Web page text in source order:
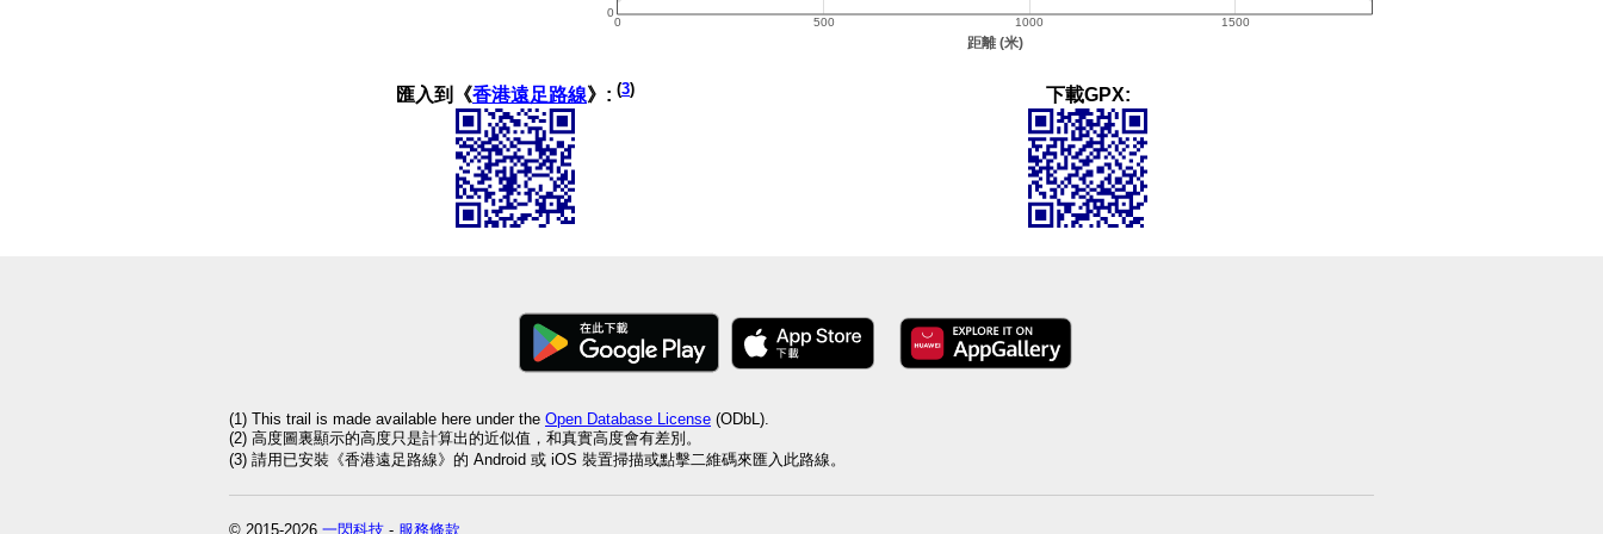
匯入到《香港遠足路線》: (3) 下載GPX:
(1) This trail is made available here under the Open Database License (ODbL).
(2) 高度圖裏顯示的高度只是計算出的近似值，和真實高度會有差別。
(3) 請用已安裝《香港遠足路線》的 Android 或 iOS 裝置掃描或點擊二維碼來匯入此路線。
© 2015-2026 一閃科技 - 服務條款